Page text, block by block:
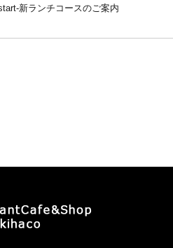
新ランチコースのご案内